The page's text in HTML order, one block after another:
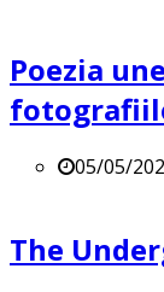
Poezia
05/05/
The